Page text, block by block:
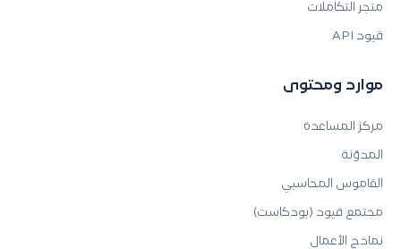
متجر التكاملات
قيود API
موارد ومحتوى
مركز المساعدة
المدوّنة
القاموس المحاسبي
مجتمع قيود (بودكاست)
نماذج الأعمال